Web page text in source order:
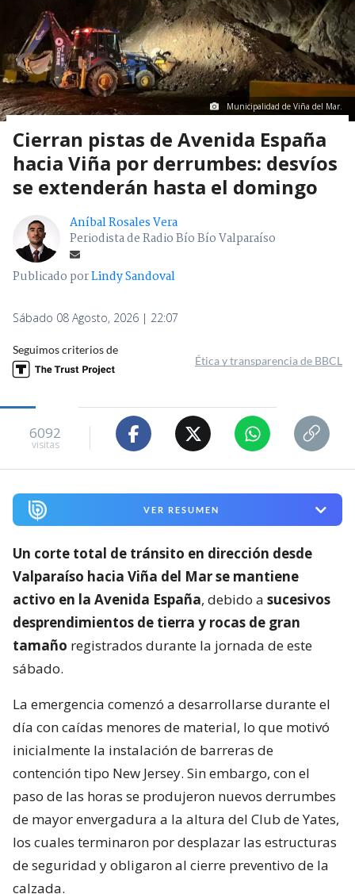
Municipalidad de Viña del Mar.
Cierran pistas de Avenida España
hacia Viña por derrumbes: desvíos
se extenderán hasta el domingo
Aníbal Rosales Vera
Periodista de Radio Bío Bío Valparaíso
Publicado porLindy Sandoval
Sábado 08 Agosto, 2026 | 22:07
Seguimos criterios de
Ética y transparencia de BBCL
6092
visitas
VER RESUMEN
Un corte total de tránsito en dirección desde
Valparaíso hacia Viña del Mar se mantiene
activo en la Avenida España, debido a sucesivos
desprendimientos de tierra y rocas de gran
tamaño registrados durante la jornada de este
sábado.
La emergencia comenzó a desarrollarse durante el
día con caídas menores de material, lo que motivó
inicialmente la instalación de barreras de
contención tipo New Jersey. Sin embargo, con el
paso de las horas se produjeron nuevos derrumbes
de mayor envergadura a la altura del Club de Yates,
los cuales terminaron por desplazar las estructuras
de seguridad y obligaron al cierre preventivo de la
calzada.